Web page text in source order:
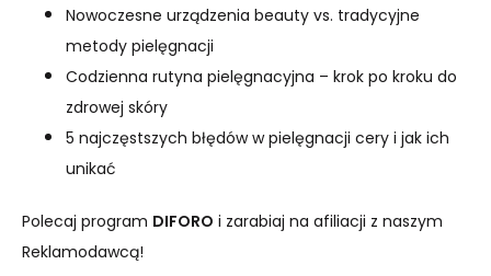
Nowoczesne urządzenia beauty vs. tradycyjne
metody pielęgnacji
Codzienna rutyna pielęgnacyjna – krok po kroku do
zdrowej skóry
5 najczęstszych błędów w pielęgnacji cery i jak ich
unikać
Polecaj program DIFORO i zarabiaj na afiliacji z naszym
Reklamodawcą!